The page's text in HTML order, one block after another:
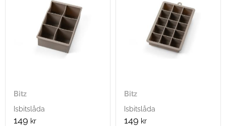
Bitz
Isbitslåda
149 kr
Bitz
Isbitslåda
149 kr